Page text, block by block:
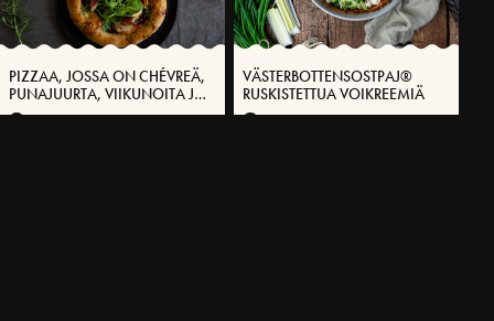
PIZZAA, JOSSA ON CHÉVREÄ,
PUNAJUURTA, VIIKUNOITA JA
VÄSTERBOTTEN-JUUSTOA®
15 MIN
VÄSTERBOTTENSOSTPAJ®
RUSKISTETTUA VOIKREEMIÄ
40 MIN